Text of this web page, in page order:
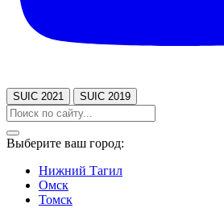
SUIC 2021 SUIC 2019
Выберите ваш город:
Нижний Тагил
Омск
Томск